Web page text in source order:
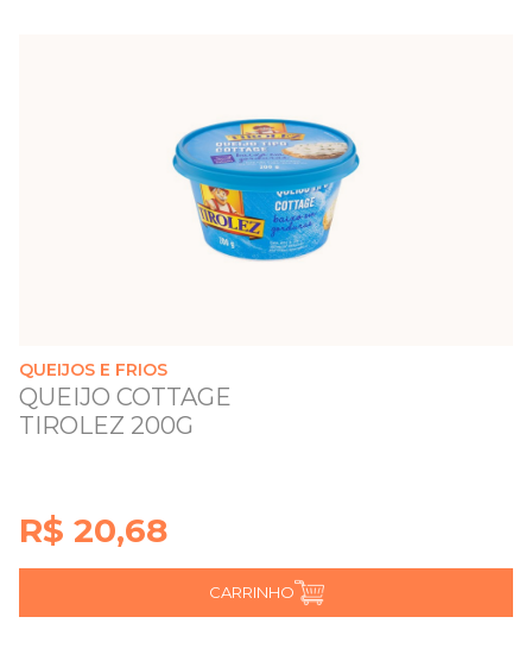
QUEIJOS E FRIOS
QUEIJO COTTAGE
TIROLEZ 200G
R$ 20,68
CARRINHO